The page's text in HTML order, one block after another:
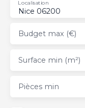
Nice 06200
Localisation
Budget max (€)
Surface min (m²)
Pièces min